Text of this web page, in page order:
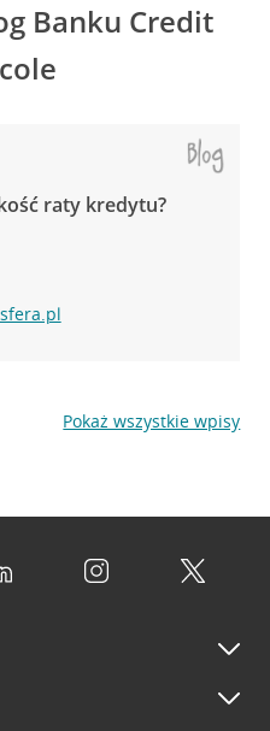
Banku Credit
raty kredytu?
Pokaż wszystkie wpisy